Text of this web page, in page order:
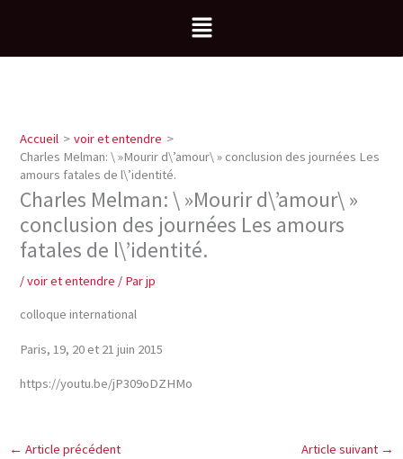
contenu
Menu
Accueil
voir et entendre
Charles Melman: \ »Mourir d\’amour\ » conclusion des journées Les
amours fatales de l\’identité.
Charles Melman: \ »Mourir d\’amour\ »
conclusion des journées Les amours
fatales de l\’identité.
/voir et entendre / Parjp
colloque international
Paris, 19, 20 et 21 juin 2015
https://youtu.be/jP309oDZHMo
← Article précédent Article suivant →